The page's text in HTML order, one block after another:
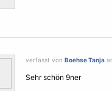
verfasst von Boehse Tanja
Sehr schön 9ner